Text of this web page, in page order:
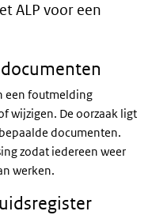
ALP voor een
een foutmelding
wijzigen. De oorzaak ligt
documenten.
zodat iedereen weer
werken.